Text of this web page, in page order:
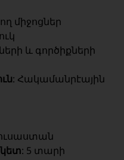
միջոցներ
և գործիքների
: Հակամանրէային
: 5 տարի